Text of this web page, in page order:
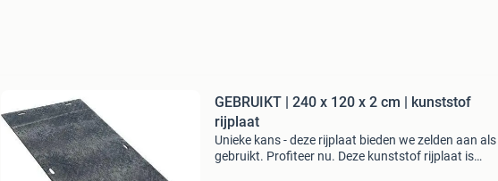
GEBRUIKT | 240 x 120 x 2 cm | kunststof
rijplaat
Unieke kans - deze rijplaat bieden we zelden aan als
gebruikt. Profiteer nu. Deze kunststof rijplaat is